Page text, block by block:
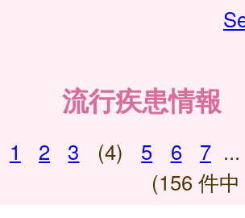
流行疾患情報
1 2 3 (4) 5 6 7 ...
(156 件